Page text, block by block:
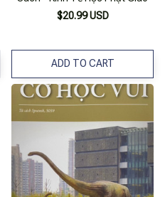
$20.99 USD
ADD TO CART